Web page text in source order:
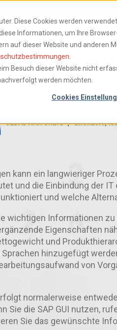
Diese Cookies werden
Informationen, um Ihre
auf dieser Website und anderen
Besuch dieser Website nicht
werden möchten.
Cookies
PRODUKTE IT-
SEBASTIAN UHLIG 28.06.2019,
kann ein langwieriger
und die Einbindung der
und welche
wichtigen Informationen
Eigenschaften
und
hinzugefügt
von
normalerweise
Sie die SAP GUI nutzen,
Sie das gewünschte